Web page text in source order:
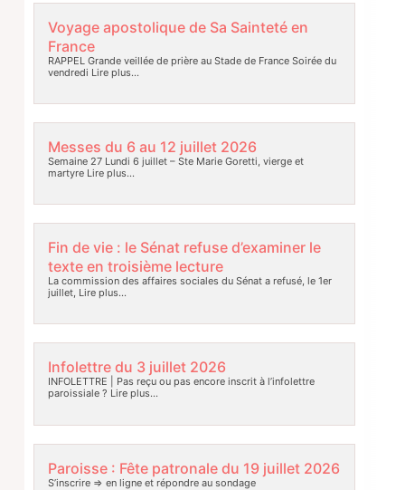
Voyage apostolique de Sa Sainteté en
France
RAPPEL Grande veillée de prière au Stade de France Soirée du
vendredi Lire plus…
Messes du 6 au 12 juillet 2026
Semaine 27 Lundi 6 juillet – Ste Marie Goretti, vierge et
martyreLire plus…
Fin de vie : le Sénat refuse d’examiner le
texte en troisième lecture
La commission des affaires sociales du Sénat a refusé, le 1er
juillet, Lire plus…
Infolettre du 3 juillet 2026
INFOLETTRE | Pas reçu ou pas encore inscrit à l’infolettre
paroissiale ? Lire plus…
Paroisse : Fête patronale du 19 juillet 2026
S’inscrire => en ligne et répondre au sondage